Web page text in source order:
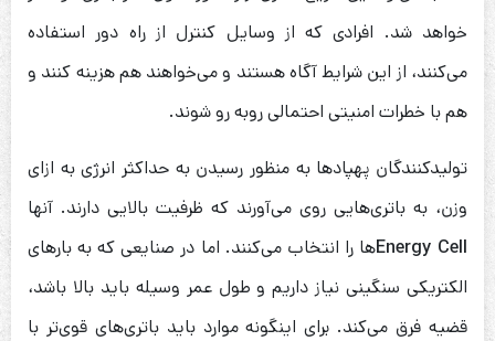
خواهد شد. افرادی که از وسایل کنترل از راه دور استفاده
می‌کنند، از این شرایط آگاه هستند و می‌خواهند هم هزینه کنند و
هم با خطرات امنیتی احتمالی روبه رو شوند.
تولیدکنندگان پهپاد‌ها به منظور رسیدن به حداکثر انرژی به ازای
وزن، به باتری‌هایی روی می‌آورند که ظرفیت بالایی دارند. آنها
Energy Cellها را انتخاب می‌کنند. اما در صنایعی که به بارهای
الکتریکی سنگینی نیاز داریم و طول عمر وسیله باید بالا باشد،
قضیه فرق می‌کند. برای اینگونه موارد باید باتری‌های قوی‌تر با